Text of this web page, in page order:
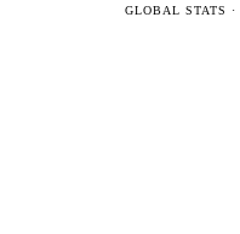
GLOBAL STATS ·